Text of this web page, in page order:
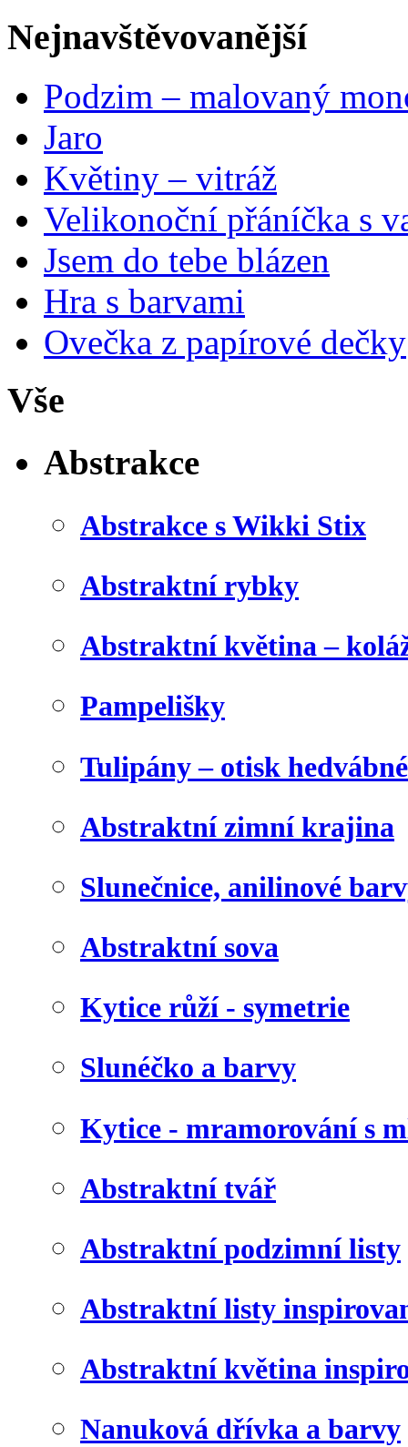
Nejnavštěvovanější
Podzim – malovaný
Jaro
Květiny – vitráž
Velikonoční přáníčka s
Jsem do tebe blázen
Hra s barvami
Ovečka z papírové dečky
Vše
Abstrakce
Abstrakce s Wikki Stix
Abstraktní rybky
Abstraktní květina –
Pampelišky
Tulipány – otisk
Abstraktní zimní krajina
Slunečnice, anilinové
Abstraktní sova
Kytice růží - symetrie
Slunéčko a barvy
Kytice - mramorování s
Abstraktní tvář
Abstraktní podzimní listy
Abstraktní listy
Abstraktní květina
Nanuková dřívka a barvy